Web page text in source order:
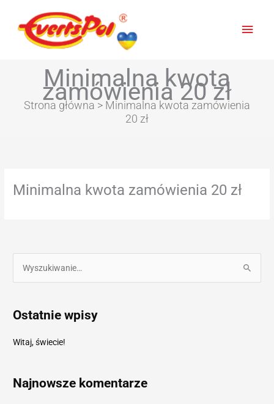
Minimalna kwota
zamówienia 20 zł
Strona główna > Minimalna kwota zamówienia
20 zł
Minimalna kwota zamówienia 20 zł
k
l
Ostatnie wpisy
Witaj, świecie!
Najnowsze komentarze